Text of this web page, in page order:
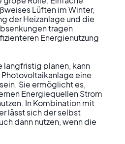
Lüften im Winter,
der Heizanlage und die
tragen
Energienutzung
langfristig planen, kann
eine
Sie ermöglicht es,
Energiequellen Strom
In Kombination mit
lässt sich der selbst
dann nutzen, wenn die